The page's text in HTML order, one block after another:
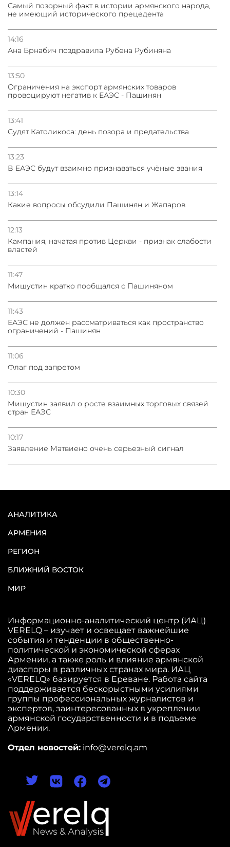
Самый позорный факт в истории армянского народа,
не имеющий исторического прецедента
14:16
Ана Брнабич поздравила Рубена Рубиняна
13:50
Oграничения на экспорт армянских товаров
провоцируют негатив к ЕАЭС - Пашинян
13:41
Судят Католикоса: день позора и предательства
13:23
В ЕАЭС будут взаимно признаваться учёные звания
13:14
Какие вопросы обсудили Пашинян и Жапаров
12:13
Кампания, начатая против Церкви - признак слабости
властей
11:47
Мишустин кратко пообщался с Пашиняном
11:43
ЕАЭС не должен рассматриваться как пространство
ограничений - Пашинян
11:06
Флаг под запретом
10:30
Мишустин заявил о росте взаимных торговых связей
стран ЕАЭС
10:17
Заявление Матвиено очень серьезный сигнал
АНАЛИТИКА
АРМЕНИЯ
РЕГИОН
БЛИЖНИЙ ВОСТОК
МИР
Информационно-аналитический центр (ИАЦ)
VERELQ – изучает и освещает важнейшие
события и тенденции в общественно-
политической и экономической сферах
Армении, а также роль и влияние армянской
диаспоры в различных странах мира. ИАЦ
«VERELQ» базируется в Ереване. Работа сайта
поддерживается бескорыстными усилиями
группы профессиональных журналистов и
экспертов, заинтересованных в укреплении
армянской государственности и в подъеме
Армении.
Отдел новостей: info@verelq.am